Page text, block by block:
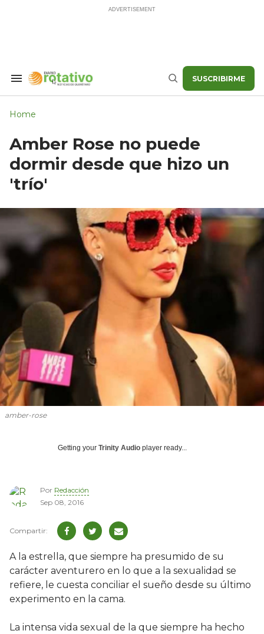
Search
Buscar SUSCRIBIRME
Home
Amber Rose no puede
dormir desde que hizo un
'trío'
amber-rose
Getting your Trinity Audio player ready...
Por Redacción
Sep 08, 2016
A la estrella, que siempre ha presumido de su
carácter aventurero en lo que a la sexualidad se
refiere, le cuesta conciliar el sueño desde su último
experimento en la cama.
La intensa vida sexual de la que siempre ha hecho